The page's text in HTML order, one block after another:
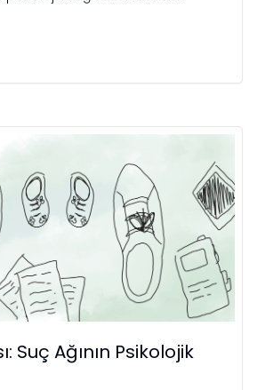
Suç Ağının Psikolojik